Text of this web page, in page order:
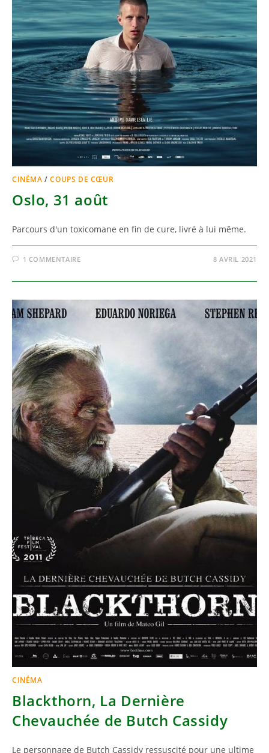
CINÉMA /COUPS DE CŒUR
Oslo, 31 août
Parcours d'un toxicomane en fin de cure, livré à lui même.
1 COMMENTAIRE 8 AVRIL 2021
CINÉMA
Blackthorn, La Dernière
Chevauchée de Butch Cassidy
Le personnage de Butch Cassidy ressuscité pour une ultime